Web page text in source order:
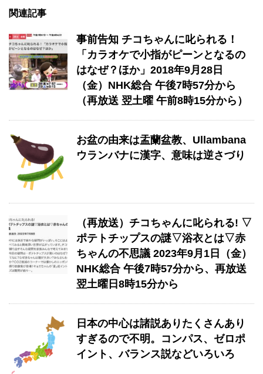
関連記事
事前告知 チコちゃんに叱られる！
「カラオケで小指がピーンとなるの
はなぜ？ほか」2018年9月28日
（金）NHK総合 午後7時57分から
（再放送 翌土曜 午前8時15分から）
お盆の由来は盂蘭盆教、Ullambana
ウランバナに漢字、意味は逆さづり
（再放送）チコちゃんに叱られる! ▽
ポテトチップスの謎▽浴衣とは▽赤
ちゃんの不思議 2023年9月1日（金）
NHK総合 午後7時57分から、再放送
翌土曜日8時15分から
日本の中心は諸説ありたくさんあり
すぎるので不明。コンパス、ゼロポ
イント、バランス説などいろいろ